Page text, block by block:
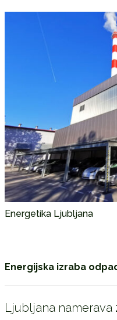
Energetika Ljubljana
Energijska izraba
Ljubljana